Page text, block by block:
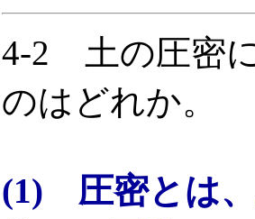
4-2 土の圧密
のはどれか。
(1) 圧密とは、